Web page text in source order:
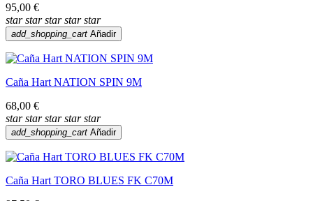
95,00 €
star star star star star
add_shopping_cart Añadir
Caña Hart NATION SPIN 9M
68,00 €
star star star star star
add_shopping_cart Añadir
Caña Hart TORO BLUES FK C70M